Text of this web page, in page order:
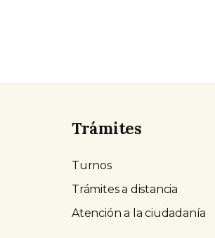
Trámites
Turnos
Trámites a distancia
Atención a la ciudadanía